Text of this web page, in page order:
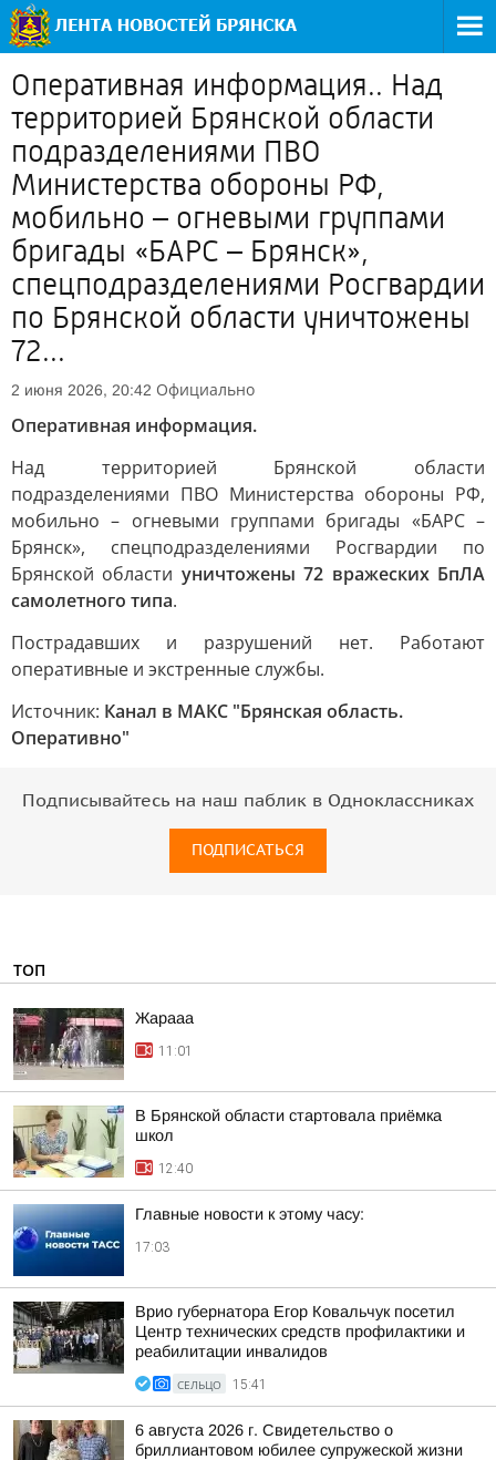
Оперативная информация.. Над
территорией Брянской области
подразделениями ПВО
Министерства обороны РФ,
мобильно – огневыми группами
бригады «БАРС – Брянск»,
спецподразделениями Росгвардии
по Брянской области уничтожены
72...
2 июня 2026, 20:42 Официально
Оперативная информация.
Над территорией Брянской области
подразделениями ПВО Министерства обороны РФ,
мобильно – огневыми группами бригады «БАРС –
Брянск», спецподразделениями Росгвардии по
Брянской области уничтожены 72 вражеских БпЛА
самолетного типа.
Пострадавших и разрушений нет. Работают
оперативные и экстренные службы.
Источник: Канал в МАКС "Брянская область.
Оперативно"
Подписывайтесь на наш паблик в Одноклассниках
ПОДПИСАТЬСЯ
ТОП
Жарааа
11:01
В Брянской области стартовала приёмка
школ
12:40
Главные новости к этому часу:
17:03
Врио губернатора Егор Ковальчук посетил
Центр технических средств профилактики и
реабилитации инвалидов
СЕЛЬЦО 15:41
6 августа 2026 г. Свидетельство о
бриллиантовом юбилее супружеской жизни